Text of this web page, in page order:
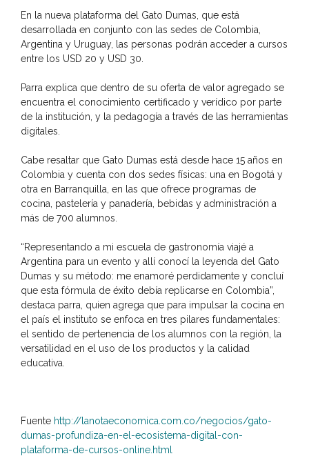
En la nueva plataforma del Gato Dumas, que está
desarrollada en conjunto con las sedes de Colombia,
Argentina y Uruguay, las personas podrán acceder a cursos
entre los USD 20 y USD 30.
Parra explica que dentro de su oferta de valor agregado se
encuentra el conocimiento certificado y verídico por parte
de la institución, y la pedagogía a través de las herramientas
digitales.
Cabe resaltar que Gato Dumas está desde hace 15 años en
Colombia y cuenta con dos sedes físicas: una en Bogotá y
otra en Barranquilla, en las que ofrece programas de
cocina, pastelería y panadería, bebidas y administración a
más de 700 alumnos.
“Representando a mi escuela de gastronomía viajé a
Argentina para un evento y allí conocí la leyenda del Gato
Dumas y su método: me enamoré perdidamente y concluí
que esta fórmula de éxito debía replicarse en Colombia”,
destaca parra, quien agrega que para impulsar la cocina en
el país el instituto se enfoca en tres pilares fundamentales:
el sentido de pertenencia de los alumnos con la región, la
versatilidad en el uso de los productos y la calidad
educativa.
Fuente http://lanotaeconomica.com.co/negocios/gato-
dumas-profundiza-en-el-ecosistema-digital-con-
plataforma-de-cursos-online.html